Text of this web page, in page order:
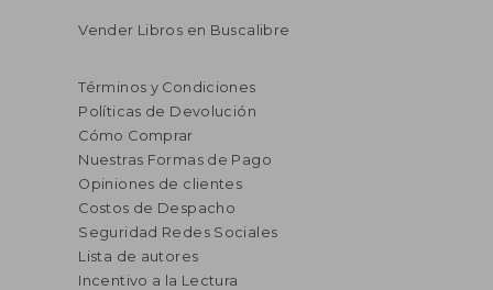
Vender Libros en Buscalibre
Términos y Condiciones
Políticas de Devolución
Cómo Comprar
Nuestras Formas de Pago
Opiniones de clientes
Costos de Despacho
Seguridad Redes Sociales
Lista de autores
Incentivo a la Lectura